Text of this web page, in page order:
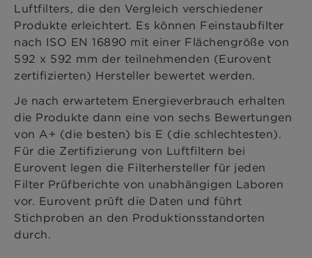
Luftfilters, die den Vergleich verschiedener
Produkte erleichtert. Es können Feinstaubfilter
nach ISO EN 16890 mit einer Flächengröße von
592 x 592 mm der teilnehmenden (Eurovent
zertifizierten) Hersteller bewertet werden.
Je nach erwartetem Energieverbrauch erhalten
die Produkte dann eine von sechs Bewertungen
von A+ (die besten) bis E (die schlechtesten).
Für die Zertifizierung von Luftfiltern bei
Eurovent legen die Filterhersteller für jeden
Filter Prüfberichte von unabhängigen Laboren
vor. Eurovent prüft die Daten und führt
Stichproben an den Produktionsstandorten
durch.